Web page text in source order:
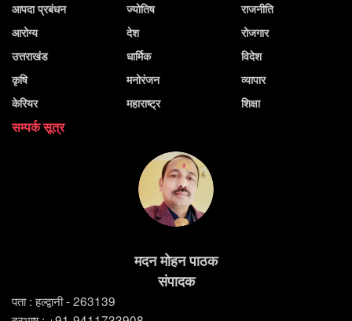
आपदा प्रबंधन
आरोग्य
उत्तराखंड
कृषि
केरियर
ज्योतिष
देश
धार्मिक
मनोरंजन
महाराष्ट्र
राजनीति
रोजगार
विदेश
व्यापार
शिक्षा
सम्पर्क सूत्र
मदन मोहन पाठक
संपादक
पता : हल्द्वानी - 263139